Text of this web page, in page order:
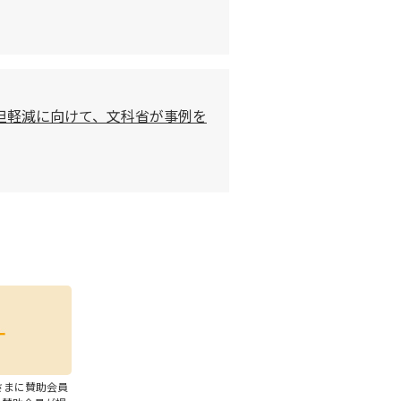
減に向けて、文科省が事例を
に賛助会員